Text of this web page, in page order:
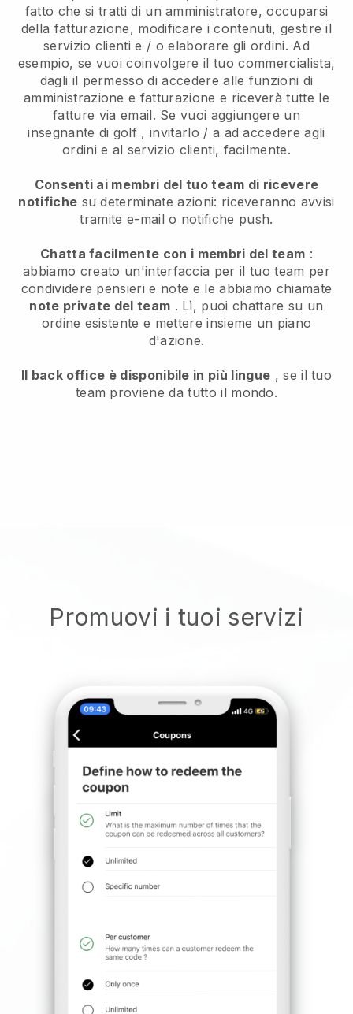
fatto che si tratti di un amministratore, occuparsi
della fatturazione, modificare i contenuti, gestire il
servizio clienti e / o elaborare gli ordini. Ad
esempio, se vuoi coinvolgere il tuo commercialista,
dagli il permesso di accedere alle funzioni di
amministrazione e fatturazione e riceverà tutte le
fatture via email. Se vuoi aggiungere un
insegnante di golf , invitarlo / a ad accedere agli
ordini e al servizio clienti, facilmente.
Consenti ai membri del tuo team di ricevere
notifiche su determinate azioni: riceveranno avvisi
tramite e-mail o notifiche push.
Chatta facilmente con i membri del team :
abbiamo creato un'interfaccia per il tuo team per
condividere pensieri e note e le abbiamo chiamate
note private del team . Lì, puoi chattare su un
ordine esistente e mettere insieme un piano
d'azione.
Il back office è disponibile in più lingue , se il tuo
team proviene da tutto il mondo.
Promuovi i tuoi servizi